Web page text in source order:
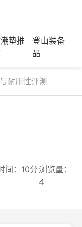
垫推
登山装备
品
耐用性评测
间：10分 浏览量：
4